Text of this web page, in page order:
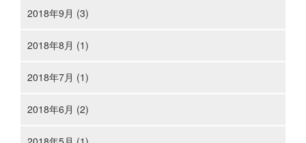
2018年9月 (3)
2018年8月 (1)
2018年7月 (1)
2018年6月 (2)